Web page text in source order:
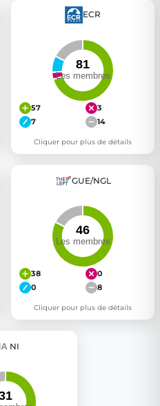
ECR
57
3
7
14
Cliquer pour plus de détails
GUE/NGL
38
0
0
8
Cliquer pour plus de détails
NI